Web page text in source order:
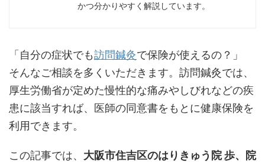
かつ分かりやすく解説しています。
「自分の症状でも訪問鍼灸で保険が使えるの？」
そんなご相談を多くいただきます。訪問鍼灸では、
厚生労働省が定めた慢性的な痛みやしびれなどの疾
患に該当すれば、医師の同意書をもとに健康保険を
利用できます。
この記事では、 大阪市住吉区のはりきゅう院 歩、院